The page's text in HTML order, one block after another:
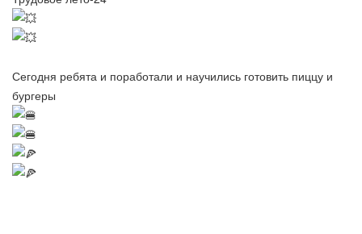
Сегодня ребята и поработали и научились готовить пиццу и
бургеры